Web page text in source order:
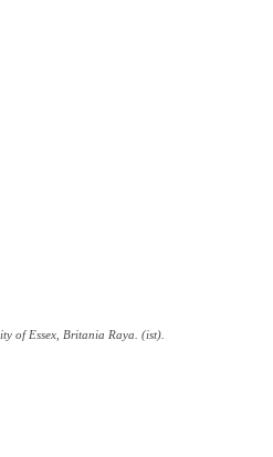
of Essex, Britania Raya. (ist).